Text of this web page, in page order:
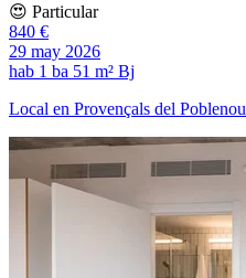
😍 Particular
840 €
29 may 2026
hab 1 ba 51 m² Bj
Local en Provençals del Poblenou